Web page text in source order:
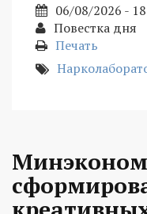
06/08/2026 -
Повестка дня
Печать